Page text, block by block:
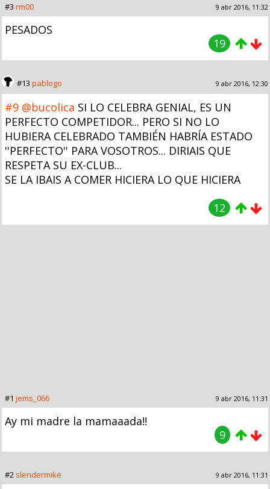
#3 rm00 9 abr 2016, 11:32
PESADOS
19
#13 pablogo 9 abr 2016, 12:30
#9 @bucolica SI LO CELEBRA GENIAL, ES UN
PERFECTO COMPETIDOR... PERO SI NO LO
HUBIERA CELEBRADO TAMBIÉN HABRÍA ESTADO
''PERFECTO'' PARA VOSOTROS... DIRIAIS QUE
RESPETA SU EX-CLUB...
SE LA IBAIS A COMER HICIERA LO QUE HICIERA
12
#1 jems_066 9 abr 2016, 11:31
Ay mi madre la mamaaada!!
9
#2 slendermike 9 abr 2016, 11:31